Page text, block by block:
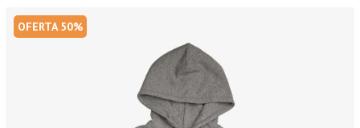
OFERTA 50%